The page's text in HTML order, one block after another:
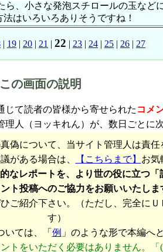
、小さな発泡スチロールの玉な
はいろいろありそうですね！
| 19 | 20 | 21 | 22 | 23 | 24 | 25 | 26 | 27
この画面の説明
て読者の皆様から寄せられた コメ
人（ヨッキれん）が、数日ごとに
偽について、当サイト管理人は責任
がある場合は、
【こちらまで】 お気
なレポートを、より世の役に立つ「
ト投稿へのご協力をお願いいたしま
紹介下さい。（ただし、完全に
す）
ては、「 例 」のような形で本編へ
をいただく必要はありません。「